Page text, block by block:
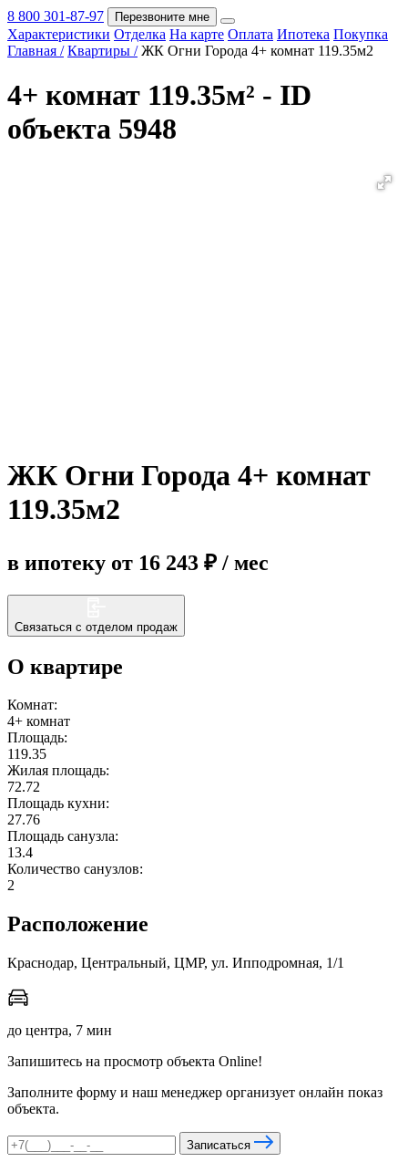
Покупка
мы в соцсетях
8 800 301-87-97 Перезвоните мне
Характеристики Отделка На карте Оплата Ипотека Покупка
Главная / Квартиры / ЖК Огни Города 4+ комнат 119.35м2
4+ комнат 119.35м² - ID
объекта 5948
ЖК Огни Города 4+ комнат
119.35м2
в ипотеку от 16 243 ₽ / мес
Связаться с отделом продаж
О квартире
Комнат:
4+ комнат
Площадь:
119.35
Жилая площадь:
72.72
Площадь кухни:
27.76
Площадь санузла:
13.4
Количество санузлов:
2
Расположение
Краснодар, Центральный, ЦМР, ул. Ипподромная, 1/1
до центра, 7 мин
Запишитесь на просмотр объекта Online!
Заполните форму и наш менеджер организует онлайн показ
объекта.
Записаться